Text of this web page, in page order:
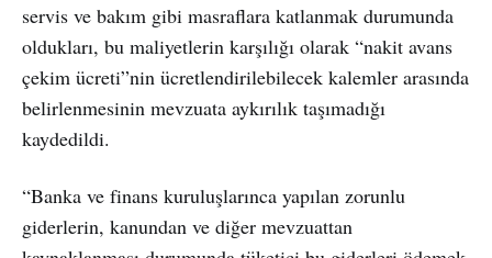
servis ve bakım gibi masraflara katlanmak durumunda
oldukları, bu maliyetlerin karşılığı olarak “nakit avans
çekim ücreti”nin ücretlendirilebilecek kalemler arasında
belirlenmesinin mevzuata aykırılık taşımadığı
kaydedildi.
“Banka ve finans kuruluşlarınca yapılan zorunlu
giderlerin, kanundan ve diğer mevzuattan